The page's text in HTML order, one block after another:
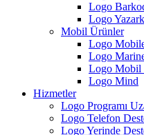
Logo
Logo
Mobil Ürünler
Logo
Logo
Logo Mobil
Logo Mind
Hizmetler
Logo Programı
Logo Telefon
Logo Yerinde